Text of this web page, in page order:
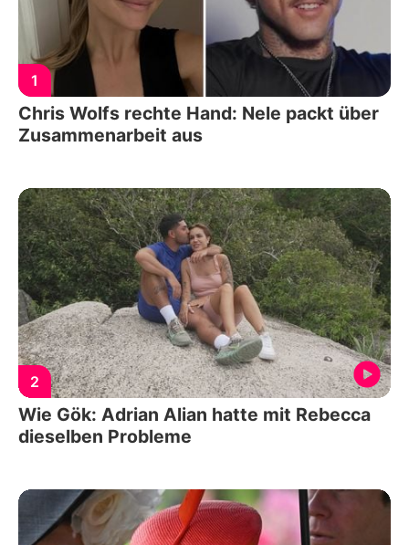
1
Chris Wolfs rechte Hand: Nele packt über
Zusammenarbeit aus
2
Wie Gök: Adrian Alian hatte mit Rebecca
dieselben Probleme